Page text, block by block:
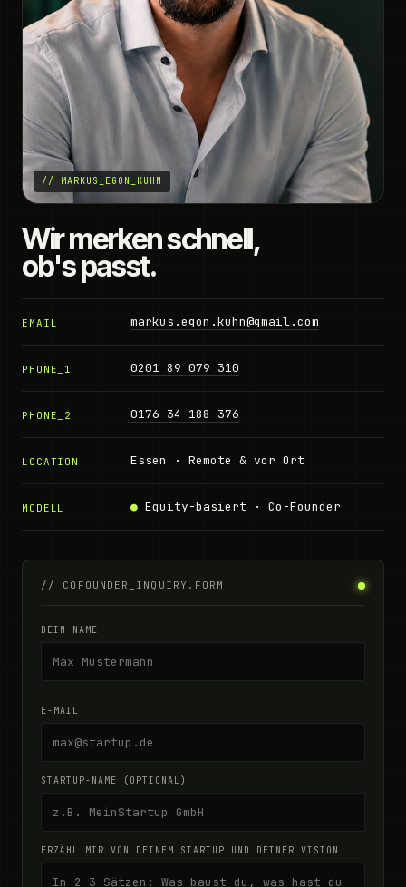
// MARKUS_EGON_KUHN
Wir merken schnell,
ob's passt.
EMAIL markus.egon.kuhn@gmail.com
PHONE_1 0201 89 079 310
PHONE_2 0176 34 188 376
LOCATION Essen · Remote & vor Ort
MODELL ● Equity-basiert · Co-Founder
// COFOUNDER_INQUIRY.FORM
DEIN NAME
E-MAIL
STARTUP-NAME (OPTIONAL)
ERZÄHL MIR VON DEINEM STARTUP UND DEINER VISION